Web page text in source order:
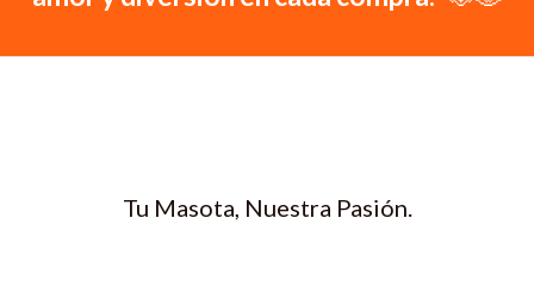
Tu Masota, Nuestra Pasión.